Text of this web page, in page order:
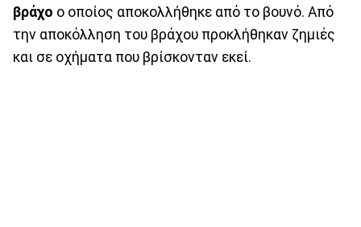
βράχο ο οποίος αποκολλήθηκε από το βουνό. Από
την αποκόλληση του βράχου προκλήθηκαν ζημιές
και σε οχήματα που βρίσκονταν εκεί.